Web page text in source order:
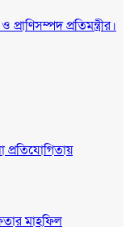
প্রতিমন্ত্রীর।
প্রতিযোগিতায়
মাহফিল